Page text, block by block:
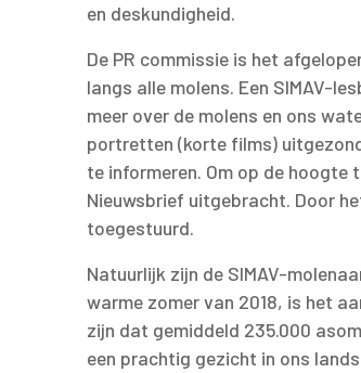
en deskundigheid.
De PR commissie is het
langs alle molens. Een SIMAV-
meer over de molens en ons
portretten (korte films)
te informeren. Om op de hoogte
Nieuwsbrief uitgebracht. Door
toegestuurd.
Natuurlijk zijn de SIMAV-
warme zomer van 2018, is het
zijn dat gemiddeld 235.000
een prachtig gezicht in ons